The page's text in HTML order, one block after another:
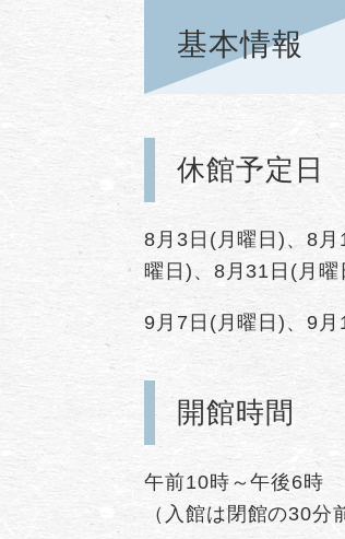
基本情報
休館予定日
8月3日(月曜日)、8
曜日)、8月31日(月曜
9月7日(月曜日)、9
開館時間
午前10時～午後6時
（入館は閉館の30分